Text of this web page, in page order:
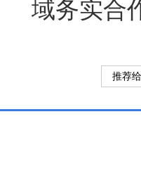
域务实合
推荐